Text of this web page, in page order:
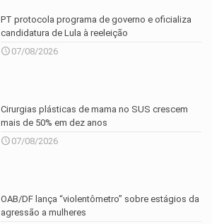
PT protocola programa de governo e oficializa
candidatura de Lula à reeleição
07/08/2026
Cirurgias plásticas de mama no SUS crescem
mais de 50% em dez anos
07/08/2026
OAB/DF lança “violentômetro” sobre estágios da
agressão a mulheres